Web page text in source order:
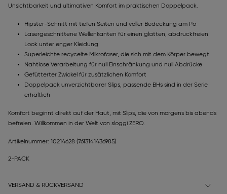
Unsichtbarkeit und ultimativen Komfort im praktischen Doppelpack.
Hipster-Schnitt mit tiefen Seiten und voller Bedeckung am Po
Lasergeschnittene Wellenkanten für einen glatten, abdruckfreien
Look unter enger Kleidung
Superleichte recycelte Mikrofaser, die sich mit dem Körper bewegt
Nahtlose Verarbeitung für null Einschränkung und null Abdrücke
Gefütterter Zwickel für zusätzlichen Komfort
Doppelpack unverzichtbarer Slips, passende BHs sind in der Serie
erhältlich
Komfort beginnt direkt auf der Haut, mit Slips, die von morgens bis abends
befreien. Willkommen in der Welt von sloggi ZERO.
Artikelnummer: 10214628 (7613141436985)
2-PACK
VERSAND & RÜCKVERSAND